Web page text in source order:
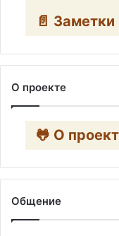
📄 Заметки
О проекте
🐸 О
Общение